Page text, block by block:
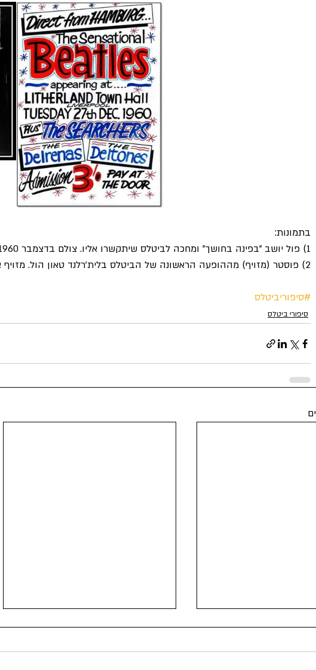
בתמונות:
1) פול יושב "בפינה בחושך" ומחכה לביטלס שיתקשרו אליו. צולם בדצמבר 1960 ע"י מייק מקרטני, אחיו של פול.
2) פוסטר (מזויף) מההופעה הראשונה של הביטלס בלית'רלנד טאון הול. מזויף אבל יפה.
#סיפוריביטלס
סיפורי ביטלס